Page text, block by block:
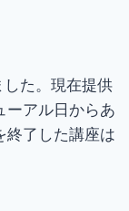
た。現在提供
ーアル日からあ
終了した講座は